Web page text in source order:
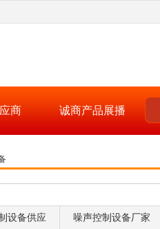
商 诚商产品展播
设备供应 噪声控制设备厂家